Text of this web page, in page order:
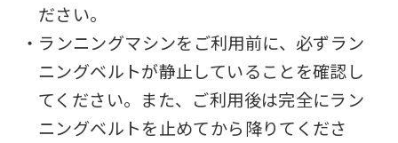
ださい。
・ランニングマシンをご利用前に、必ずラン
ニングベルトが静止していることを確認し
てください。また、ご利用後は完全にラン
ニングベルトを止めてから降りてくださ
may
differ
from
the